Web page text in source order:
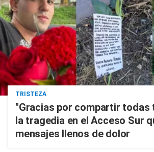
TRISTEZA
"Gracias por compartir todas
la tragedia en el Acceso Sur
mensajes llenos de dolor